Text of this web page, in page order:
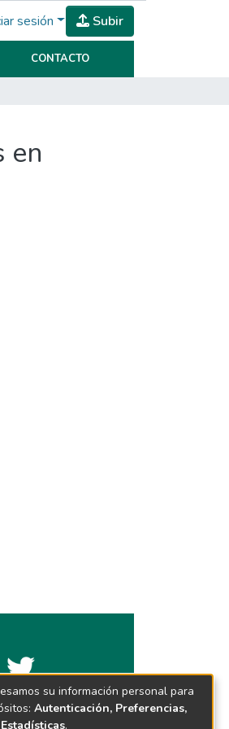
sesión Subir
CONTACTO
en
su información personal para
Autenticación, Preferencias,
.